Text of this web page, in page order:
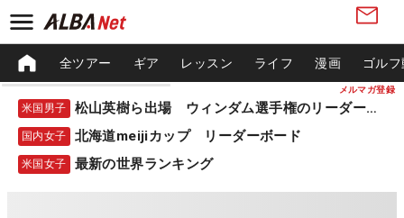
メルマガ登録
全ツアー ギア レッスン ライフ 漫画 ゴル
米国男子 松山英樹ら出場 ウィンダム選手権のリーダーボード
国内女子 北海道meijiカップ リーダーボード
米国女子 最新の世界ランキング